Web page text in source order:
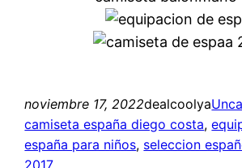
noviembre 17, 2022dealcoolya
camiseta españa diego costa,
españa para niños, seleccion
2017